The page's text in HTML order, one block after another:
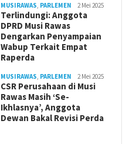
MUSIRAWAS PARLEMEN 2 Mei 2025
Terlindungi: Anggota
DPRD Musi Rawas
Dengarkan Penyampaian
Wabup Terkait Empat
Raperda
MUSIRAWAS PARLEMEN 2 Mei 2025
CSR Perusahaan di Musi
Rawas Masih ‘Se-
Ikhlasnya’, Anggota
Dewan Bakal Revisi Perda ‎